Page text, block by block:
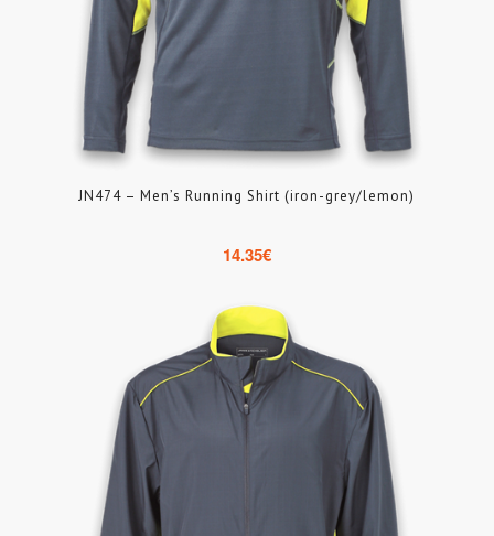
JN474 – Men’s Running Shirt (iron-grey/lemon)
14.35€